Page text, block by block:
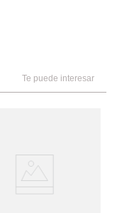
Te puede interesar